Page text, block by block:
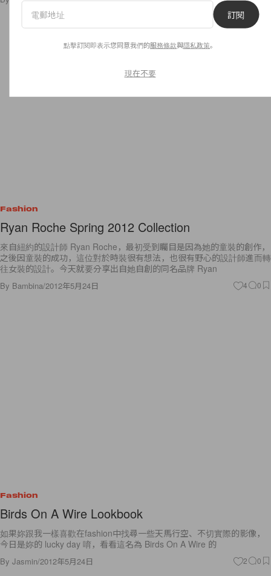
Fashion
Ryan Roche Spring 2012 Collection
來自紐約的設計師 Ryan Roche，最初受到矚目是因為她的童裝的創作，
之後因童裝的成功，這位對於時裝很有想法，也很有野心的設計師進而轉
往女裝的設計。今天就要分享出自她自創的同名品牌 Ryan
By Bambina/2012年5月24日 4 0
Fashion
Birds On A Wire Lookbook
如果妳跟我一樣喜歡在fashion中找尋一些天馬行空、不切實際的影像，
今日是妳的 lucky day 唷，看看這名為 Birds On A Wire 的
By Jasmin/2012年5月24日 2 0
訂閱
點擊訂閱即表示您同意我們的服務條款與隱私政策。
現在不要